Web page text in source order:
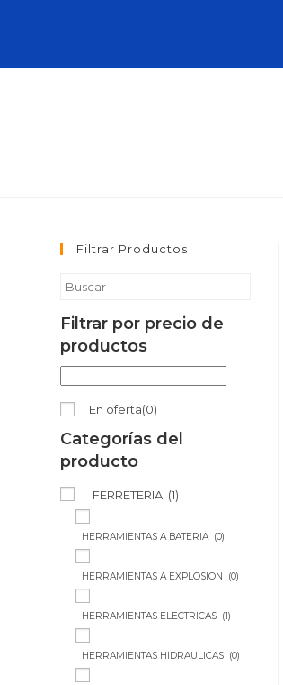
Filtrar Productos
Filtrar por precio de
productos
En oferta(0)
Categorías del
producto
FERRETERIA (1)
HERRAMIENTAS A BATERIA (0)
HERRAMIENTAS A EXPLOSION (0)
HERRAMIENTAS ELECTRICAS (1)
HERRAMIENTAS HIDRAULICAS (0)